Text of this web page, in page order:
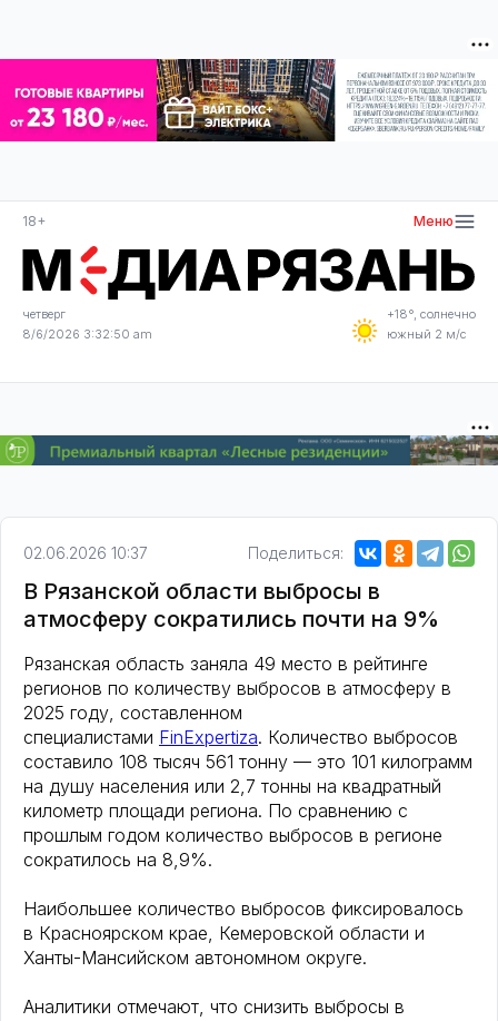
18+ Меню
четверг
8/6/2026 3:32:50 am
+18°, солнечно
южный 2 м/с
02.06.2026 10:37 Поделиться:
В Рязанской области выбросы в
атмосферу сократились почти на 9%
Рязанская область заняла 49 место в рейтинге
регионов по количеству выбросов в атмосферу в
2025 году, составленном
специалистами FinExpertiza. Количество выбросов
составило 108 тысяч 561 тонну — это 101 килограмм
на душу населения или 2,7 тонны на квадратный
километр площади региона. По сравнению с
прошлым годом количество выбросов в регионе
сократилось на 8,9%.
Наибольшее количество выбросов фиксировалось
в Красноярском крае, Кемеровской области и
Ханты-Мансийском автономном округе.
Аналитики отмечают, что снизить выбросы в